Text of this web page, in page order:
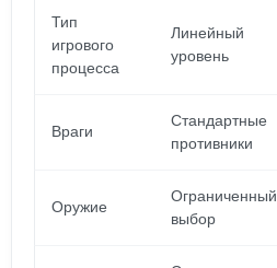
Тип
игрового
процесса
Линейный
уровень
Враги
Стандартные
противники
Оружие
Ограниченный
выбор